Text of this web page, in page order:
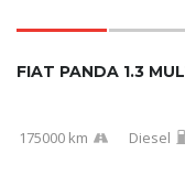
175000 km Diesel